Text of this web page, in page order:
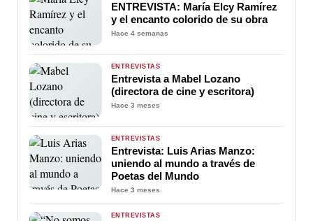
ENTREVISTA: María Elcy Ramírez
y el encanto colorido de su obra
Hace 4 semanas
ENTREVISTAS
Entrevista a Mabel Lozano
(directora de cine y escritora)
Hace 3 meses
ENTREVISTAS
Entrevista: Luis Arias Manzo:
uniendo al mundo a través de
Poetas del Mundo
Hace 3 meses
ENTREVISTAS